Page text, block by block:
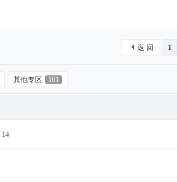
1
返 回
其他专区 161
14